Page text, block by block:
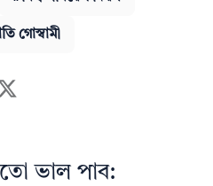
গোস্বামী
ভাল পাব: